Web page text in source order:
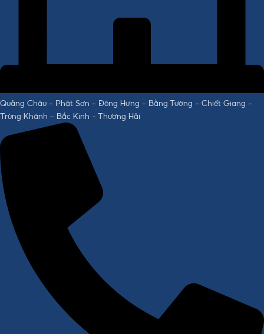
Quảng Châu - Phật Sơn - Đông Hưng - Bằng Tường - Chiết Giang -
Trùng Khánh - Bắc Kinh - Thượng Hải